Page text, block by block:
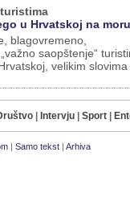
u Hrvatskoj na moru
blagovremeno,
saopštenje“
velikim slovima
Intervju Sport
| Samo tekst | Arhiva